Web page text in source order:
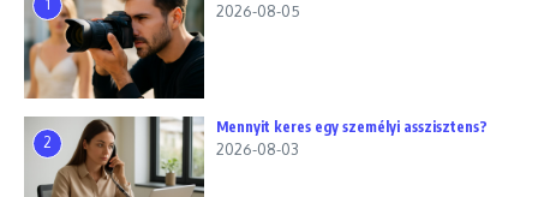
1 2026-08-05
2
Mennyit keres egy személyi asszisztens?
2026-08-03